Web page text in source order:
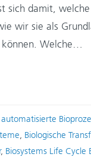
sich damit,
wir sie als
können. Welche…
automatisierte
, Biologische
, Biosystems Life Cycle